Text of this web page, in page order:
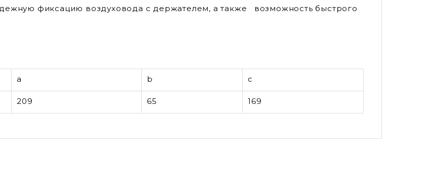
фиксацию воздуховода с держателем, а также возможность быстрого
a b c
209 65 169